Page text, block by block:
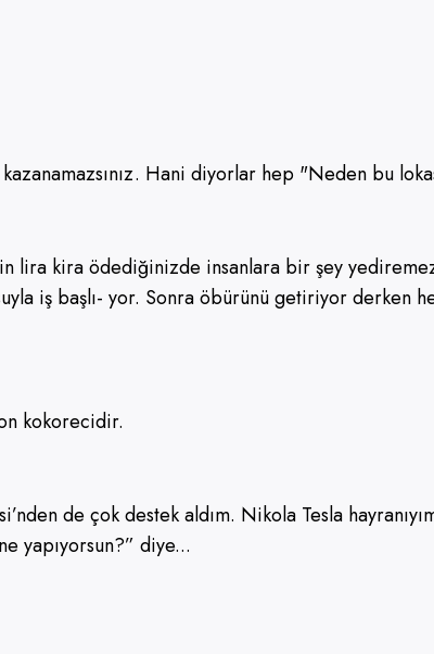
Hani diyorlar hep "Neden bu
kira ödediğinizde insanlara bir şey
iş başlı- yor. Sonra öbürünü getiriyor derken
kokorecidir.
de çok destek aldım. Nikola Tesla
yapıyorsun?” diye...